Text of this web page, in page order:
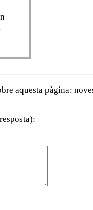
aquesta pàgina: